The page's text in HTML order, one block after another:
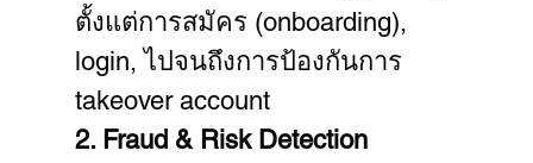
ตั้งแต่การสมัคร (onboarding),
login, ไปจนถึงการป้องกันการ
takeover account
2. Fraud & Risk Detection